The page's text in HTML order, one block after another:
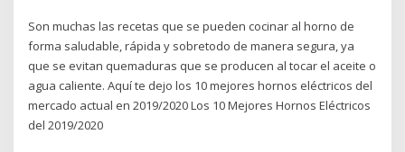
Son muchas las recetas que se pueden cocinar al horno de
forma saludable, rápida y sobretodo de manera segura, ya
que se evitan quemaduras que se producen al tocar el aceite o
agua caliente. Aquí te dejo los 10 mejores hornos eléctricos del
mercado actual en 2019/2020 Los 10 Mejores Hornos Eléctricos
del 2019/2020